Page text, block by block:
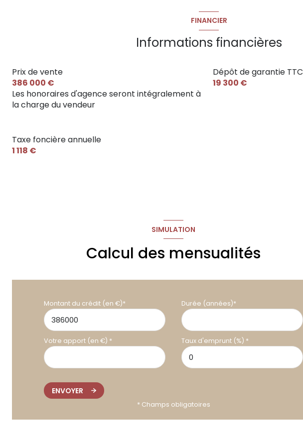
salle d'eau
pool house
local technique
FINANCIER
Informations financières
Prix de vente
386 000 €
Les honoraires d'agence seront intégralement à
la charge du vendeur
Dépôt de garantie TTC
19 300 €
Taxe foncière annuelle
1 118 €
SIMULATION
Calcul des mensualités
Montant du crédit (en €)* Durée (années)*
Votre apport (en €) * Taux d'emprunt (%) *
ENVOYER
* Champs obligatoires